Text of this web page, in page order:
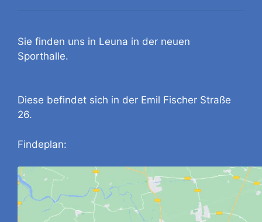
Sie finden uns in Leuna in der neuen
Sporthalle.
Diese befindet sich in der Emil Fischer Straße
26.
Findeplan: